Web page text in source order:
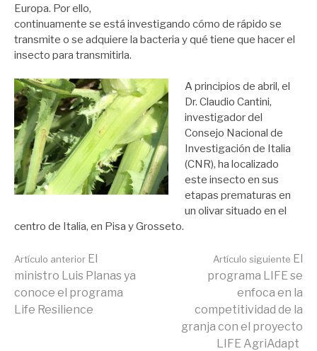
Europa. Por ello,
continuamente se está investigando cómo de rápido se
transmite o se adquiere la bacteria y qué tiene que hacer el
insecto para transmitirla.
A principios de abril, el
Dr. Claudio Cantini,
investigador del
Consejo Nacional de
Investigación de Italia
(CNR), ha localizado
este insecto en sus
etapas prematuras en
un olivar situado en el
centro de Italia, en Pisa y Grosseto.
Seguir
leyendo
Artículo anterior El
ministro Luis Planas ya
conoce el programa
Life Resilience
Artículo siguiente El
programa LIFE se
enfoca en la
competitividad de la
granja con el proyecto
LIFE AgriAdapt